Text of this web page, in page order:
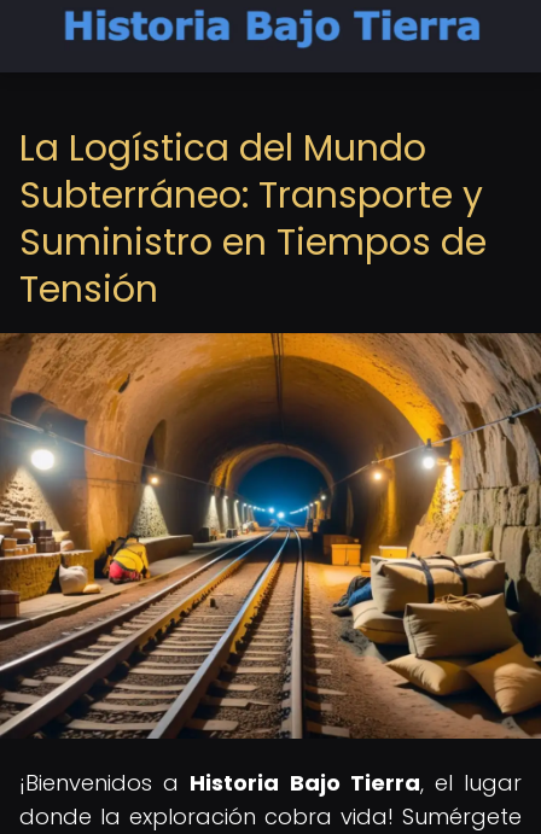
La Logística del Mundo
Subterráneo: Transporte y
Suministro en Tiempos de
Tensión
¡Bienvenidos a Historia Bajo Tierra, el lugar
donde la exploración cobra vida! Sumérgete